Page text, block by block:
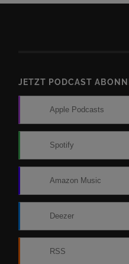
JETZT PODCAST
Apple Podcasts
Spotify
Amazon Music
Deezer
RSS